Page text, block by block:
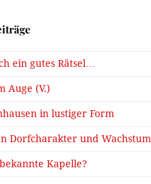
ein gutes Rätsel…
Auge (V.)
in lustiger Form
Dorfcharakter und Wachstum
Kapelle?